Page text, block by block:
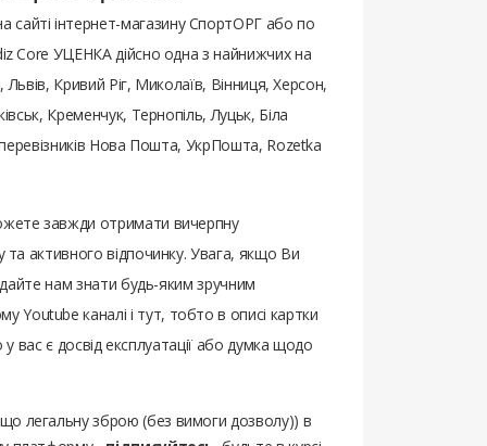
інтернет-магазину СпортОРГ або по
Core УЦЕНКА дійсно одна з найнижчих на
Кривий Ріг, Миколаїв, Вінниця, Херсон,
Кременчук, Тернопіль, Луцьк, Біла
Нова Пошта, УкрПошта, Rozetka
завжди отримати вичерпну
та активного відпочинку. Увага, якщо Ви
дайте нам знати будь-яким зручним
Youtube каналі і тут, тобто в описі картки
вас є досвід експлуатації або думка щодо
легальну зброю (без вимоги дозволу)) в